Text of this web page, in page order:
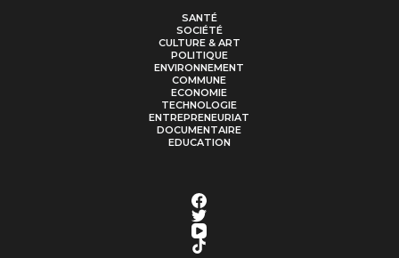
SANTÉ
SOCIÉTÉ
CULTURE & ART
POLITIQUE
ENVIRONNEMENT
COMMUNE
ECONOMIE
TECHNOLOGIE
ENTREPRENEURIAT
DOCUMENTAIRE
EDUCATION